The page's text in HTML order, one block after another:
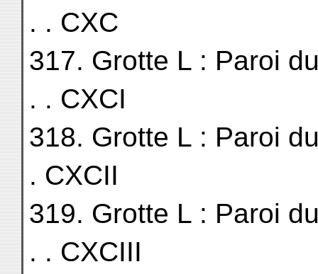
. . CXC
317. Grotte L : Paroi
. . CXCI
318. Grotte L : Paroi
. CXCII
319. Grotte L : Paroi
. . CXCIII